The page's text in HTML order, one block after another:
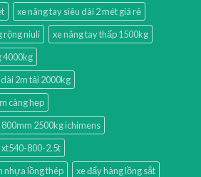
xe nâng tay siêu dài 2 mét giá rẻ
rộng niuli
xe nâng tay thấp 1500kg
4000kg
2m tải 2000kg
càng hẹp
2500kg ichimens
xt540-800-2.5t
nhựa lồng thép
xe đẩy hàng lồng sắt